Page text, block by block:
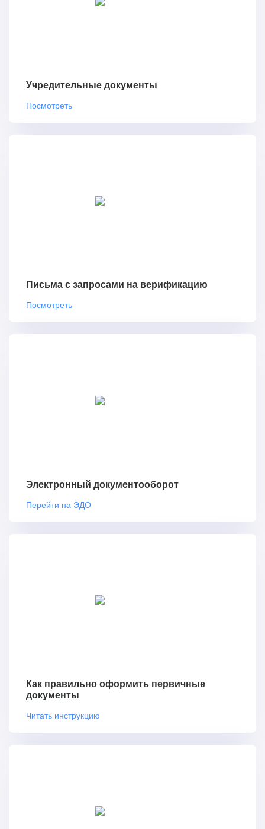
Учредительные документы
Посмотреть
Письма с запросами на верификацию
Посмотреть
Электронный документооборот
Перейти на ЭДО
Как правильно оформить первичные
документы
Читать инструкцию